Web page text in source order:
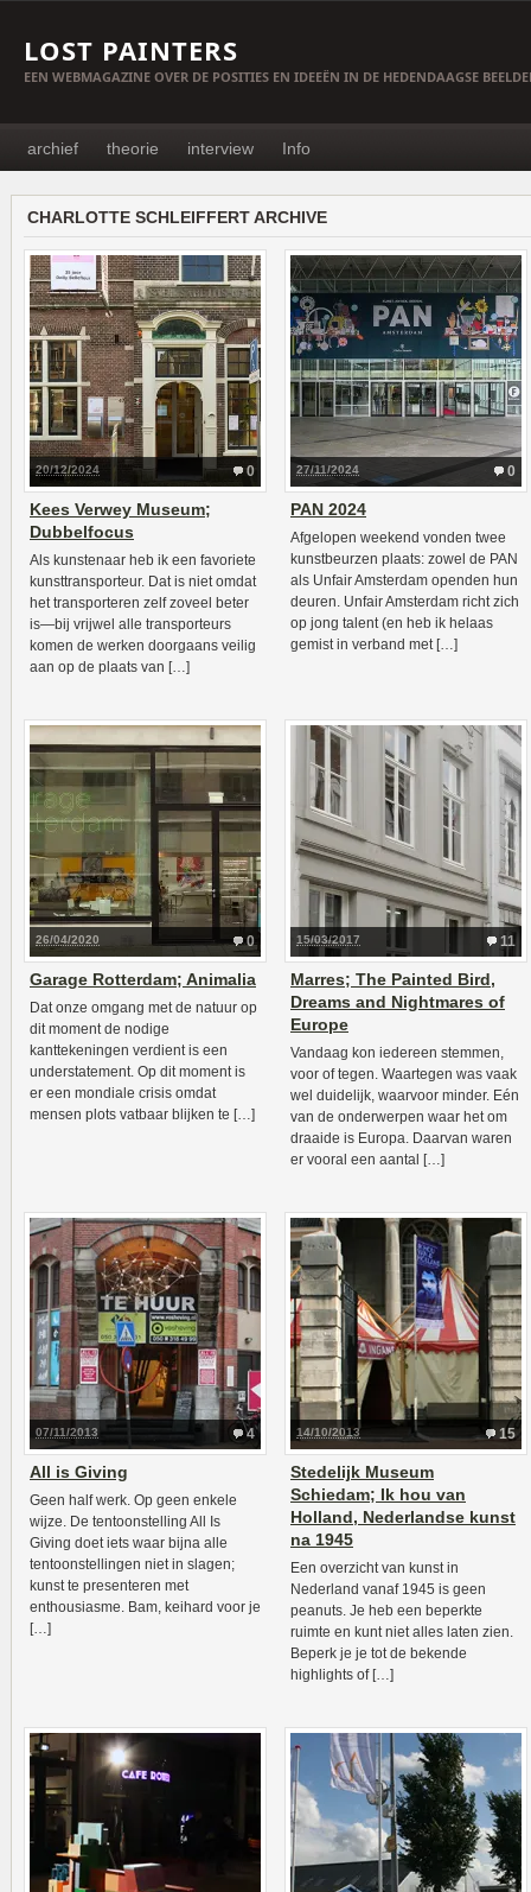
LOST PAINTERS
EEN WEBMAGAZINE OVER DE POSITIES EN IDEEËN IN DE HEDENDAAGSE
archief theorie interview Info
CHARLOTTE SCHLEIFFERT ARCHIVE
0
20/12/2024
Kees Verwey Museum;
Dubbelfocus
Als kunstenaar heb ik een favoriete
kunsttransporteur. Dat is niet omdat
het transporteren zelf zoveel beter
is—bij vrijwel alle transporteurs
komen de werken doorgaans veilig
aan op de plaats van […]
0
27/11/2024
PAN 2024
Afgelopen weekend vonden twee
kunstbeurzen plaats: zowel de PAN
als Unfair Amsterdam openden hun
deuren. Unfair Amsterdam richt zich
op jong talent (en heb ik helaas
gemist in verband met […]
0
26/04/2020
Garage Rotterdam; Animalia
Dat onze omgang met de natuur op
dit moment de nodige
kanttekeningen verdient is een
understatement. Op dit moment is
er een mondiale crisis omdat
mensen plots vatbaar blijken te […]
11
15/03/2017
Marres; The Painted Bird,
Dreams and Nightmares of
Europe
Vandaag kon iedereen stemmen,
voor of tegen. Waartegen was vaak
wel duidelijk, waarvoor minder. Eén
van de onderwerpen waar het om
draaide is Europa. Daarvan waren
er vooral een aantal […]
4
07/11/2013
All is Giving
Geen half werk. Op geen enkele
wijze. De tentoonstelling All Is
Giving doet iets waar bijna alle
tentoonstellingen niet in slagen;
kunst te presenteren met
enthousiasme. Bam, keihard voor je
[…]
15
14/10/2013
Stedelijk Museum
Schiedam; Ik hou van
Holland, Nederlandse kunst
na 1945
Een overzicht van kunst in
Nederland vanaf 1945 is geen
peanuts. Je heb een beperkte
ruimte en kunt niet alles laten zien.
Beperk je je tot de bekende
highlights of […]